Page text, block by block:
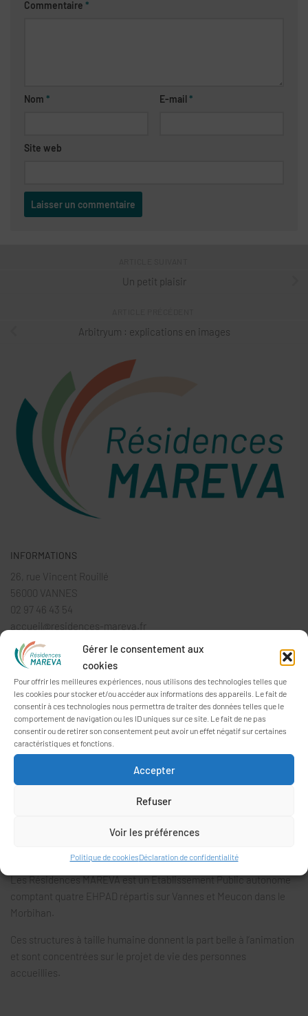
Gérer le consentement aux
cookies
Pour offrir les meilleures expériences, nous utilisons des technologies telles que
les cookies pour stocker et/ou accéder aux informations des appareils. Le fait de
consentir à ces technologies nous permettra de traiter des données telles que le
comportement de navigation ou les ID uniques sur ce site. Le fait de ne pas
consentir ou de retirer son consentement peut avoir un effet négatif sur certaines
caractéristiques et fonctions.
Accepter
Refuser
Voir les préférences
Politique de cookiesDéclaration de confidentialité
Commentaire *
Nom * E-mail*
Site web
Un petit plaisir
Arbitryum : explications en images
INFORMATIONS
26, rue Vincent Rouillé
56000 VANNES
02 97 46 43 54
accueil@residences-mareva.fr
HORAIRES D’OUVERTURE AU PUBLIC
Le secrétariat commun duParc du Carmelet desOréades est
ouvert du lundi au vendredi de 8h30 à 17h30.
Le secrétariat deParc Er Vor
8h30 à 12h30 et de 13h30 à 17h00.
AuxNymphéas, le secrétariat est ouvert du lundi au vendredi de
9h00 à 12h30 et de 13h30 à 17h00.
PRÉSENTATION
Les Résidences MAREVA est un Établissement Public autonome
comptant quatre EHPAD répartis sur Vannes et Meucon dans le
Morbihan.
Ces structures à taille humaine donnent la part belle à l’animation
et sont concentrées sur le projet de vie des personnes
accueillies.